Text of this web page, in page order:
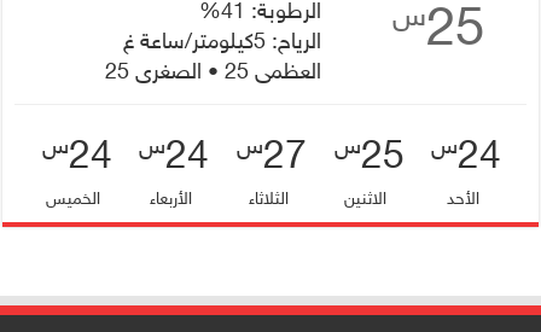
25س
الرطوبة: 41%
الرياح: 5كيلومتر/ساعة غ
العظمى 25 • الصغرى 25
24س
الأحد
25س
الاثنين
27س
الثلاثاء
24س
الأربعاء
24س
الخميس